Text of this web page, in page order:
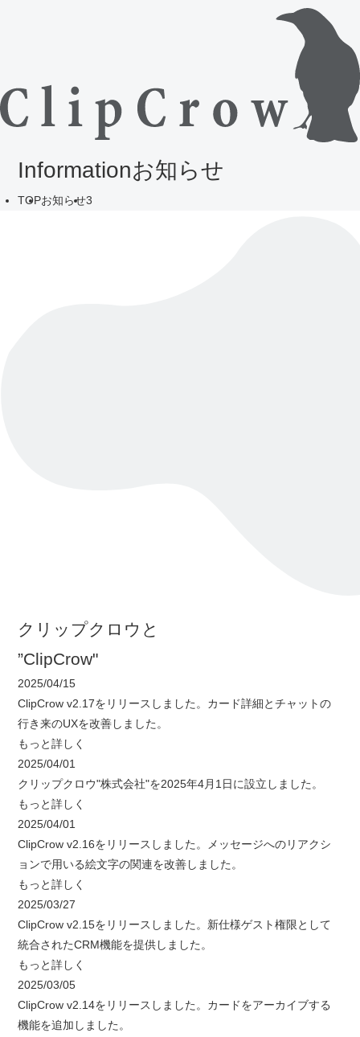
Informationお知らせ
TOPお知らせ3
クリップクロウと
”ClipCrow"
2025/04/15
ClipCrow v2.17をリリースしました。カード詳細とチャットの
行き来のUXを改善しました。
もっと詳しく
2025/04/01
クリップクロウ"株式会社"を2025年4月1日に設立しました。
もっと詳しく
2025/04/01
ClipCrow v2.16をリリースしました。メッセージへのリアクシ
ョンで用いる絵文字の関連を改善しました。
もっと詳しく
2025/03/27
ClipCrow v2.15をリリースしました。新仕様ゲスト権限として
統合されたCRM機能を提供しました。
もっと詳しく
2025/03/05
ClipCrow v2.14をリリースしました。カードをアーカイブする
機能を追加しました。